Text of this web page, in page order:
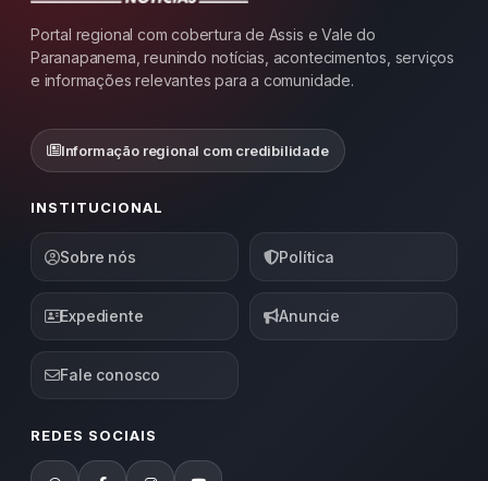
Portal regional com cobertura de Assis e Vale do
Paranapanema, reunindo notícias, acontecimentos, serviços
e informações relevantes para a comunidade.
Informação regional com credibilidade
INSTITUCIONAL
Sobre nós Política
Expediente Anuncie
Fale conosco
REDES SOCIAIS